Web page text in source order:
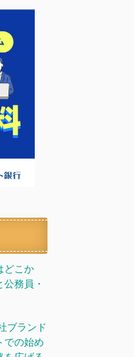
どこか
務員・
ブランド
での始め